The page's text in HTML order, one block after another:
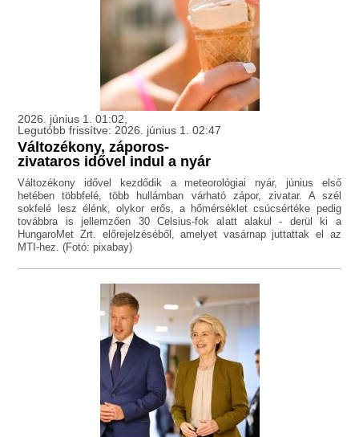
2026. június 1. 01:02,
Legutóbb frissítve: 2026. június 1. 02:47
Változékony, záporos-
zivataros idővel indul a nyár
Változékony idővel kezdődik a meteorológiai nyár, június első
hetében többfelé, több hullámban várható zápor, zivatar. A szél
sokfelé lesz élénk, olykor erős, a hőmérséklet csúcsértéke pedig
továbbra is jellemzően 30 Celsius-fok alatt alakul - derül ki a
HungaroMet Zrt. előrejelzéséből, amelyet vasárnap juttattak el az
MTI-hez. (Fotó: pixabay)